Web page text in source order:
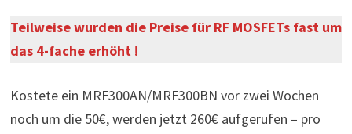
Teilweise wurden die Preise für RF MOSFETs fast um
das 4-fache erhöht !
Kostete ein MRF300AN/MRF300BN vor zwei Wochen
noch um die 50€, werden jetzt 260€ aufgerufen – pro